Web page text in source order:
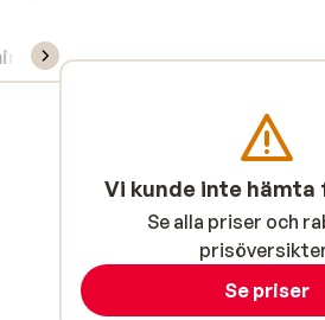
Skidskola
Vi kunde inte
Se alla priser och
Se priser